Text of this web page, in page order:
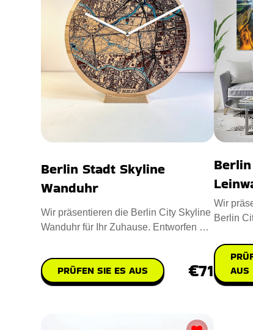
Berlin Stadt Skyline
Wanduhr
Wir präsentieren die Berlin City Skyline
Wanduhr für Ihr Zuhause. Entworfen mit
PRÜFEN SIE ES AUS €71
Wir
Berlin
AUS